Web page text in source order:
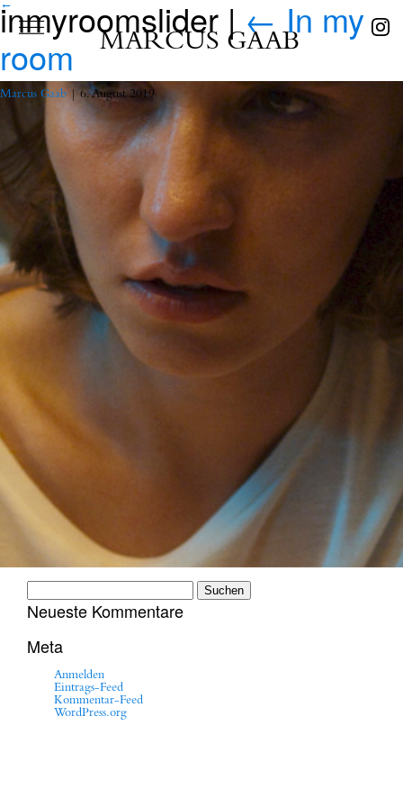
MARCUS GAAB
inmyroomslider | ← In my
room
Marcus Gaab |6. August 2019
←
nach:
Neueste Kommentare
Meta
Anmelden
Eintrags-Feed
Kommentar-Feed
WordPress.org